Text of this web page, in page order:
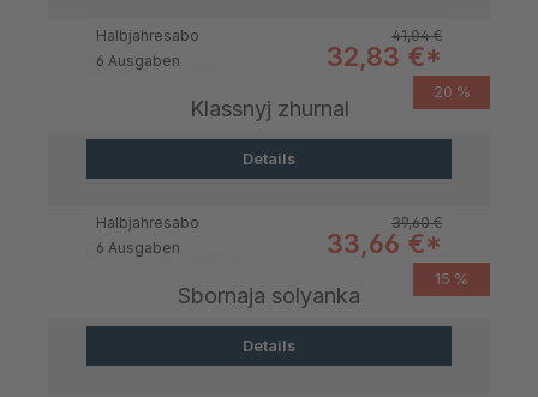
20 %
Halbjahresabo Regulärer Preis:
41,04 €
6 Ausgaben
Verkaufspreis:
32,83 €*
Klassnyj zhurnal
Details
15 %
Halbjahresabo Regulärer Preis:
39,60 €
6 Ausgaben
Verkaufspreis:
33,66 €*
Sbornaja solyanka
Details